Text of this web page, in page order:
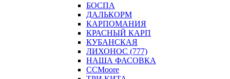
БОСПА
ДАЛЬКОРМ
КАРПОМАНИЯ
КРАСНЫЙ КАРП
КУБАНСКАЯ
ЛИХОНОС (777)
НАША ФАСОВКА
СCMoore